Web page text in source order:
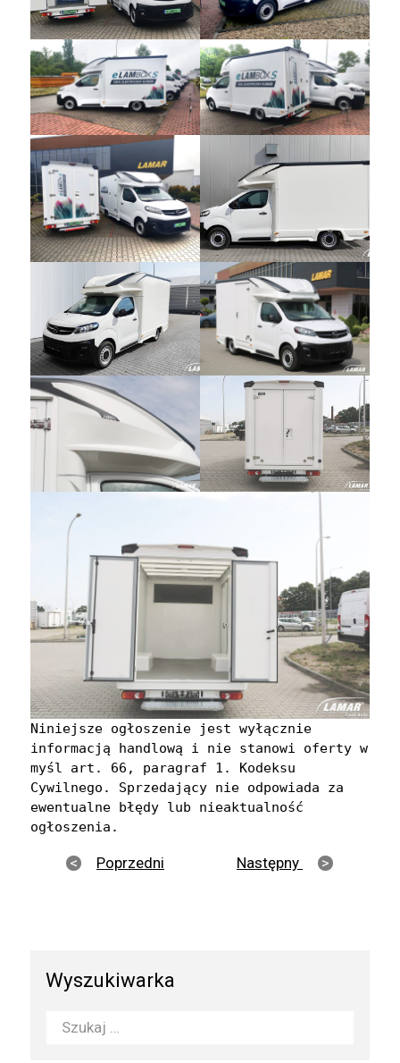
Niniejsze ogłoszenie jest wyłącznie
informacją handlową i nie stanowi oferty w
myśl art. 66, paragraf 1. Kodeksu
Cywilnego. Sprzedający nie odpowiada za
ewentualne błędy lub nieaktualność
ogłoszenia.
Poprzedni Następny
Wyszukiwarka